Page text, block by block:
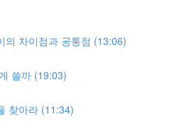
의 차이점과 공통점 (13:06)
쓸까 (19:03)
찾아라 (11:34)